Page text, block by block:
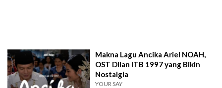
Makna Lagu Ancika Ariel NOAH,
OST Dilan ITB 1997 yang Bikin
Nostalgia
YOUR SAY